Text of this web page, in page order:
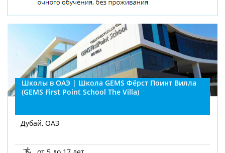
Школы в ОАЭ | Школа GEMS Фёрст Поинт Вилла
(GEMS First Point School The Villa)
Дубай, ОАЭ